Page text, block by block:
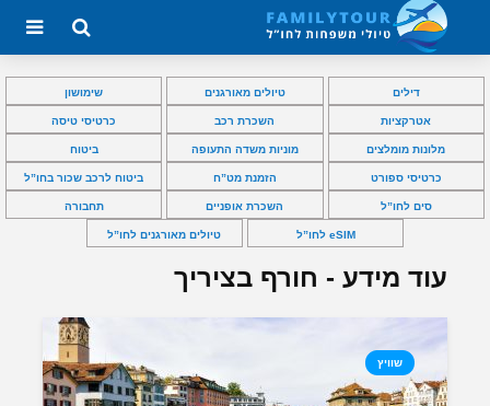
דילים טיולים מאורגנים שימושון
אטרקציות השכרת רכב כרטיסי טיסה
מלונות מומלצים מוניות משדה התעופה ביטוח
כרטיסי ספורט הזמנת מט”ח ביטוח לרכב שכור בחו”ל
סים לחו”ל השכרת אופניים תחבורה
eSIM לחו”ל טיולים מאורגנים לחו”ל
עוד מידע - חורף בציריך
שוויץ